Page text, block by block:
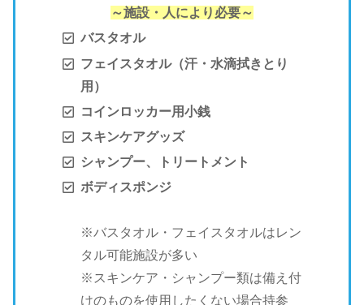
～施設・人により必要～
バスタオル
フェイスタオル（汗・水滴拭きとり
用）
コインロッカー用小銭
スキンケアグッズ
シャンプー、トリートメント
ボディスポンジ
※バスタオル・フェイスタオルはレン
タル可能施設が多い
※スキンケア・シャンプー類は備え付
けのものを使用したくない場合持参